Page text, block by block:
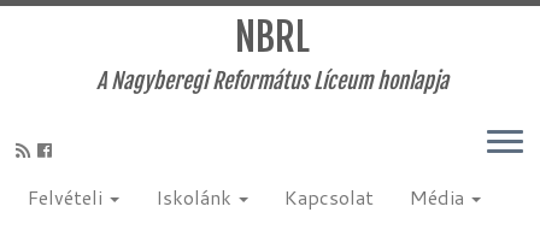
content
NBRL
A Nagyberegi Református Líceum honlapja
Felvételi Iskolánk Kapcsolat
Média